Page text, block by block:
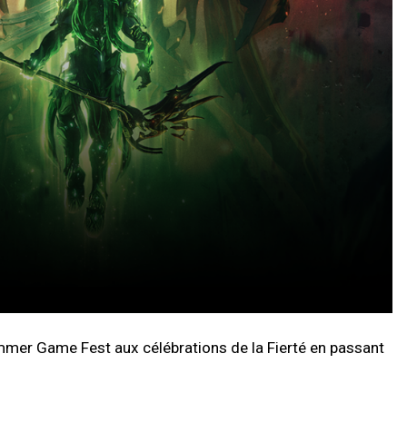
Game Fest aux célébrations de la Fierté en passant